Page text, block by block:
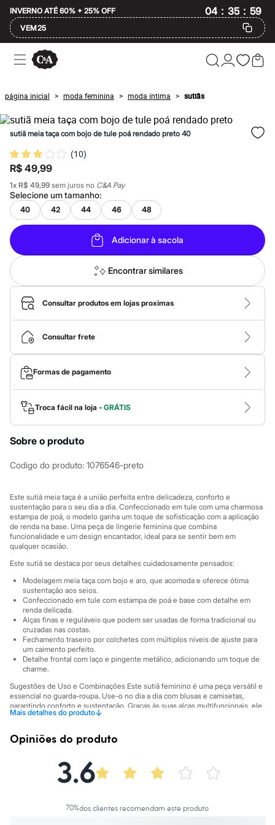
INVERNO ATÉ 60% + 25% OFF 04 : 35 : 58
VEM25
Ofertas
Compre por Departamento
Masculino
Infantil
Calçados
Mindse7
Plus Size
Até 20% off
Até 40% off
Até 60% off
A partir de 60% off
Feminino
Em alta
Inverno
Alfaiataria
Novidades
Roupas
Blusas e Camisetas
Básicos
Calças
Casacos e Jaquetas
Jeans
Macacões
Saias
Shorts e Bermudas
Vestidos
Acessórios
Bolsas
Bonés e Chapéus
Bijoux
Cintos
Óculos
Relógios
Calçados
Botas
Rasteirinhas
Tênis
Marcas
City
Clock House
Mindset
Yessica
Moda esportiva
Acessórios
Blusas
Calçados
Leggings
Shorts e Bermudas
Tops
Moda íntima
Calcinhas
Meias
Pijamas
Sutiãs e Tops
Biquínis
Maiôs
Personagens
Blusas e Camisetas
Casacos e Jaquetas
página inicial > moda feminina > moda íntima > sutiãs
sutiã meia taça com bojo de tule poá rendado preto 40
(10)
R$ 49,99
1x R$ 49,99 sem juros no C&A Pay
Selecione umtamanho:
40 42 44 46 48
Adicionar à sacola
Encontrar similares
Consultar produtos em lojas proximas
Consultar frete
Formas de pagamento
Troca fácil na loja - GRÁTIS
Sobre o produto
Codigo do produto: 1076546-preto
Este sutiã meia taça é a união perfeita entre delicadeza, conforto e
sustentação para o seu dia a dia. Confeccionado em tule com uma charmosa
estampa de poá, o modelo ganha um toque de sofisticação com a aplicação
de renda na base. Uma peça de lingerie feminina que combina
funcionalidade e um design encantador, ideal para se sentir bem em
qualquer ocasião.
Este sutiã se destaca por seus detalhes cuidadosamente pensados:
Modelagem meia taça com bojo e aro, que acomoda e oferece ótima
sustentação aos seios.
Confeccionado em tule com estampa de poá e base com detalhe em
renda delicada.
Alças finas e reguláveis que podem ser usadas de forma tradicional ou
cruzadas nas costas.
Fechamento traseiro por colchetes com múltiplos níveis de ajuste para
um caimento perfeito.
Detalhe frontal com laço e pingente metálico, adicionando um toque de
charme.
Sugestões de Uso e Combinações Este sutiã feminino é uma peça versátil e
essencial no guarda-roupa. Use-o no dia a dia com blusas e camisetas,
garantindo conforto e sustentação. Graças às suas alças multifuncionais, ele
se adapta perfeitamente a blusas com decote nadador ou ombros à mostra.
tule.
A Modelo veste tamanho P. Suas medidas são:
Mais detalhes do produto↓
Informacoes gerais:
Opiniões do produto
3.6
70%dos clientes recomendam este produto